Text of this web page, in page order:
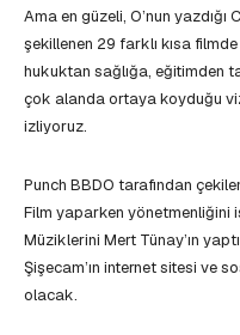
Ama en güzeli, O’nun
şekillenen 29 farklı kısa
hukuktan sağlığa, eğitimden
çok alanda ortaya koyduğu
izliyoruz.
Punch BBDO tarafından
Film yaparken yönetmenliğini
Müziklerini Mert Tünay’ın
Şişecam’ın internet sitesi ve
olacak.